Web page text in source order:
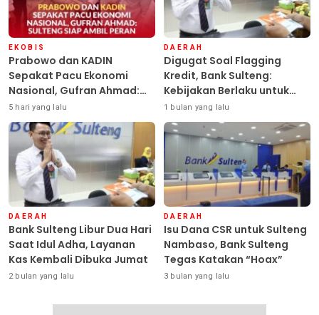
EKOBIS
Prabowo dan KADIN
Sepakat Pacu Ekonomi
Nasional, Gufran Ahmad:
Sulteng Siap Ambil Peran
5 hari yang lalu
DAERAH
Digugat Soal Flagging
Kredit, Bank Sulteng:
Kebijakan Berlaku untuk
Seluruh Debitur ASN
1 bulan yang lalu
DAERAH
Bank Sulteng Libur Dua Hari
Saat Idul Adha, Layanan
Kas Kembali Dibuka Jumat
2 bulan yang lalu
DAERAH
Isu Dana CSR untuk Sulteng
Nambaso, Bank Sulteng
Tegas Katakan “Hoax”
3 bulan yang lalu